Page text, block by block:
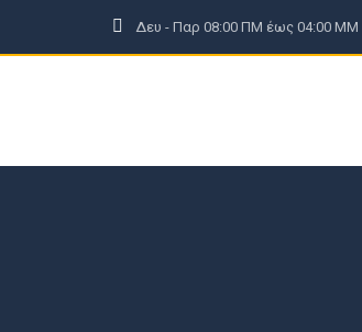
Δευ - Παρ 08:00 ΠΜ έως 04:00 ΜΜ